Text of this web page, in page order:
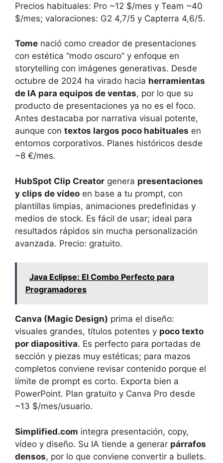
Precios habituales: Pro ~12 $/mes y Team ~40
$/mes; valoraciones: G2 4,7/5 y Capterra 4,6/5.
Tome nació como creador de presentaciones
con estética “modo oscuro” y enfoque en
storytelling con imágenes generativas. Desde
octubre de 2024 ha virado hacia herramientas
de IA para equipos de ventas, por lo que su
producto de presentaciones ya no es el foco.
Antes destacaba por narrativa visual potente,
aunque con textos largos poco habituales en
entornos corporativos. Planes históricos desde
~8 €/mes.
HubSpot Clip Creator genera presentaciones
y clips de vídeo en base a tu prompt, con
plantillas limpias, animaciones predefinidas y
medios de stock. Es fácil de usar; ideal para
resultados rápidos sin mucha personalización
avanzada. Precio: gratuito.
Java Eclipse: El Combo Perfecto para
Programadores
Canva (Magic Design) prima el diseño:
visuales grandes, títulos potentes y poco texto
por diapositiva. Es perfecto para portadas de
sección y piezas muy estéticas; para mazos
completos conviene revisar contenido porque el
límite de prompt es corto. Exporta bien a
PowerPoint. Plan gratuito y Canva Pro desde
~13 $/mes/usuario.
Simplified.com integra presentación, copy,
vídeo y diseño. Su IA tiende a generar párrafos
densos, por lo que conviene convertir a bullets.